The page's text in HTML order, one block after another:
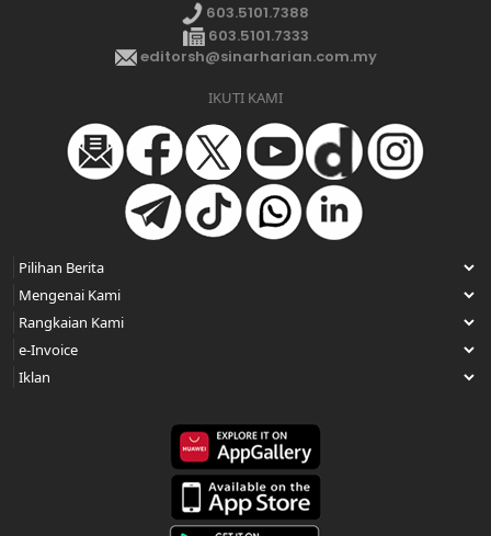
603.5101.7388
603.5101.7333
editorsh@sinarharian.com.my
IKUTI KAMI